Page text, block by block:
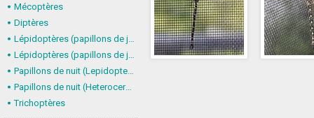
Mécoptères
Diptères
Lépidoptères (papillons de jour) : nymphalidés
Lépidoptères (papillons de jour, Rhopalocera), autres
Papillons de nuit (Lepidoptera, Heterocera) : Noctuoidea
Papillons de nuit (Heterocera), autres
Trichoptères